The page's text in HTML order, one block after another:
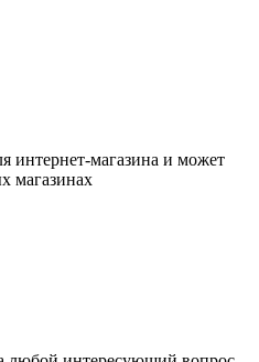
интернет-магазина и может
магазинах